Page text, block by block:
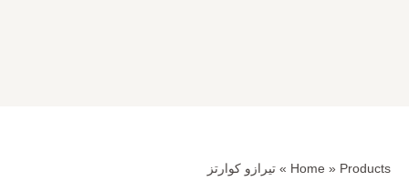
Home » Products
» تيرازو كوارتز